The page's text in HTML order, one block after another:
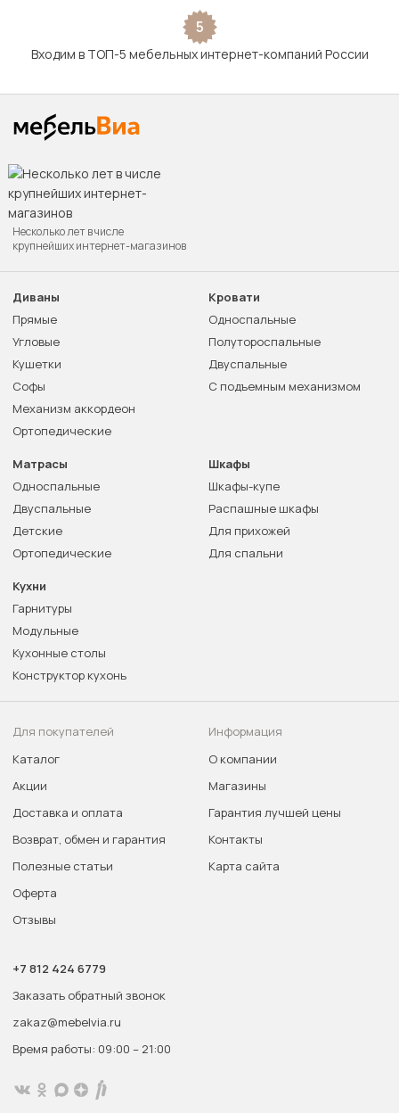
5
Входим в ТОП-5 мебельных интернет-компаний России
Несколько лет в числе
крупнейших интернет-магазинов
Диваны
Прямые
Угловые
Кушетки
Софы
Механизм аккордеон
Ортопедические
Кровати
Односпальные
Полутороспальные
Двуспальные
С подъемным механизмом
Матрасы
Односпальные
Двуспальные
Детские
Ортопедические
Шкафы
Шкафы-купе
Распашные шкафы
Для прихожей
Для спальни
Кухни
Гарнитуры
Модульные
Кухонные столы
Конструктор кухонь
Для покупателей
Каталог
Акции
Доставка и оплата
Возврат, обмен и гарантия
Полезные статьи
Оферта
Отзывы
Информация
О компании
Магазины
Гарантия лучшей цены
Контакты
Карта сайта
+7 812 424 6779
Заказать обратный звонок
zakaz@mebelvia.ru
Время работы: 09:00 – 21:00